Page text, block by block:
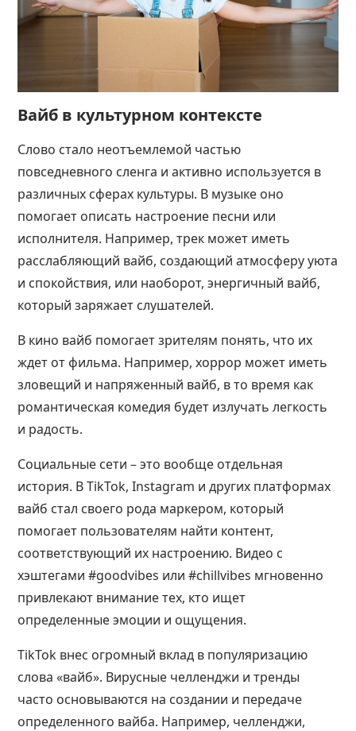
Вайб в культурном контексте
Слово стало неотъемлемой частью
повседневного сленга и активно используется в
различных сферах культуры. В музыке оно
помогает описать настроение песни или
исполнителя. Например, трек может иметь
расслабляющий вайб, создающий атмосферу уюта
и спокойствия, или наоборот, энергичный вайб,
который заряжает слушателей.
В кино вайб помогает зрителям понять, что их
ждет от фильма. Например, хоррор может иметь
зловещий и напряженный вайб, в то время как
романтическая комедия будет излучать легкость
и радость.
Социальные сети – это вообще отдельная
история. В TikTok, Instagram и других платформах
вайб стал своего рода маркером, который
помогает пользователям найти контент,
соответствующий их настроению. Видео с
хэштегами #goodvibes или #chillvibes мгновенно
привлекают внимание тех, кто ищет
определенные эмоции и ощущения.
TikTok внес огромный вклад в популяризацию
слова «вайб». Вирусные челленджи и тренды
часто основываются на создании и передаче
определенного вайба. Например, челленджи,